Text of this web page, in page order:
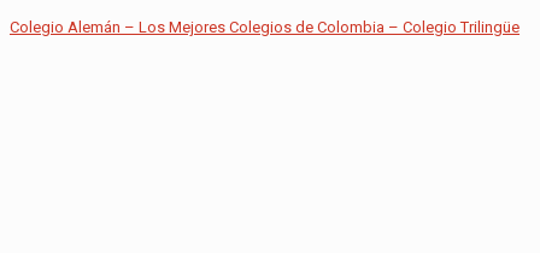
Colegio Alemán – Los Mejores Colegios de Colombia – Colegio Trilingüe